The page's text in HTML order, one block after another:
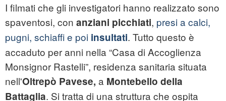
I filmati che gli investigatori hanno realizzato sono
spaventosi, con anziani picchiati, presi a calci,
pugni, schiaffi e poi insultati. Tutto questo è
accaduto per anni nella “Casa di Accoglienza
Monsignor Rastelli”, residenza sanitaria situata
nell'Oltrepò Pavese, a Montebello della
Battaglia. Si tratta di una struttura che ospita